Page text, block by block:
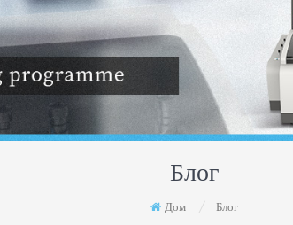
Блог
Дом Блог